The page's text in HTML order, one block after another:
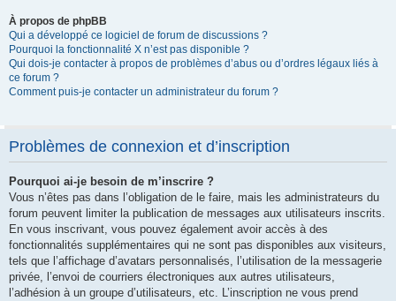
À propos de phpBB
Qui a développé ce logiciel de forum de discussions ?
Pourquoi la fonctionnalité X n’est pas disponible ?
Qui dois-je contacter à propos de problèmes d’abus ou d’ordres légaux liés à
ce forum ?
Comment puis-je contacter un administrateur du forum ?
Problèmes de connexion et d’inscription
Pourquoi ai-je besoin de m’inscrire ?
Vous n’êtes pas dans l’obligation de le faire, mais les administrateurs du
forum peuvent limiter la publication de messages aux utilisateurs inscrits.
En vous inscrivant, vous pouvez également avoir accès à des
fonctionnalités supplémentaires qui ne sont pas disponibles aux visiteurs,
tels que l’affichage d’avatars personnalisés, l’utilisation de la messagerie
privée, l’envoi de courriers électroniques aux autres utilisateurs,
l’adhésion à un groupe d’utilisateurs, etc. L’inscription ne vous prend